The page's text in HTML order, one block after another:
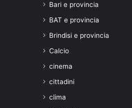
Bari e provincia
BAT e provincia
Brindisi e provincia
Calcio
cinema
cittadini
clima